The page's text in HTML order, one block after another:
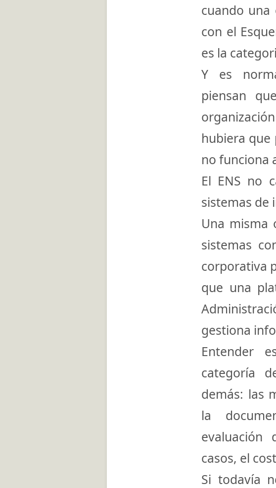
cuando una
con el
es la
Y es
piensan
hubiera que
no funciona
El ENS no
sistemas de
Una misma
sistemas
corporativa
que una
gestiona
Entender
categoría
demás: las
la
evaluación
casos, el
Si todavía